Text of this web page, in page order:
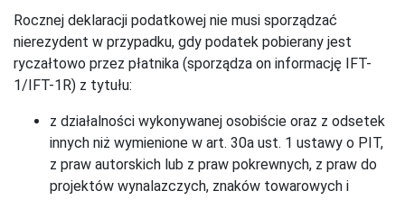
Rocznej deklaracji podatkowej nie musi sporządzać
nierezydent w przypadku, gdy podatek pobierany jest
ryczałtowo przez płatnika (sporządza on informację IFT-
1/IFT-1R) z tytułu:
z działalności wykonywanej osobiście oraz z odsetek
innych niż wymienione w art. 30a ust. 1 ustawy o PIT,
z praw autorskich lub z praw pokrewnych, z praw do
projektów wynalazczych, znaków towarowych i